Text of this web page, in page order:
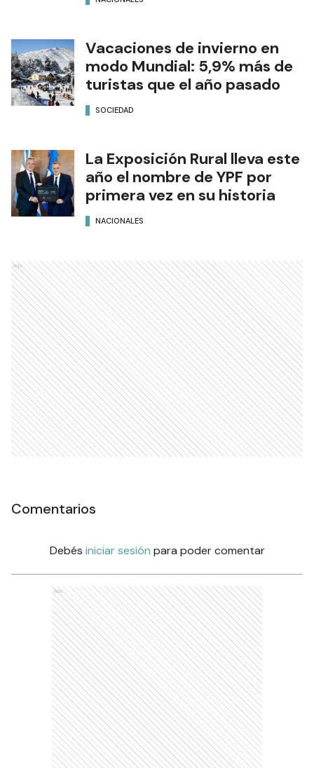
Vacaciones de invierno en
modo Mundial: 5,9% más de
turistas que el año pasado
SOCIEDAD
La Exposición Rural lleva este
año el nombre de YPF por
primera vez en su historia
NACIONALES
Ads
Comentarios
Debés iniciar sesión para poder comentar
Ads